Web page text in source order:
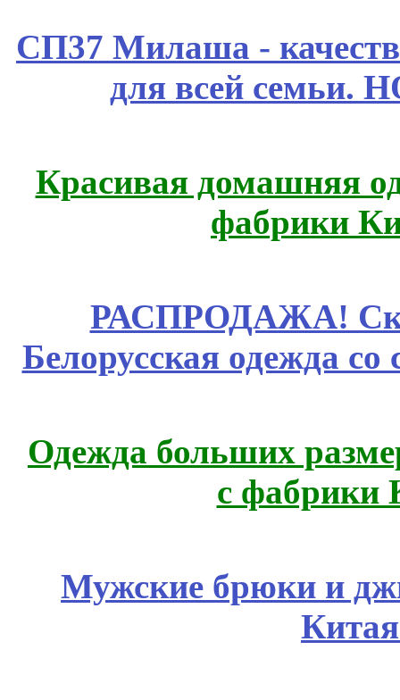
СП37 Милаша -
для всей семьи.
Красивая домашняя
фабрики
РАСПРОДАЖА!
Белорусская одежда
Одежда больших
с фабрики
Мужские брюки и